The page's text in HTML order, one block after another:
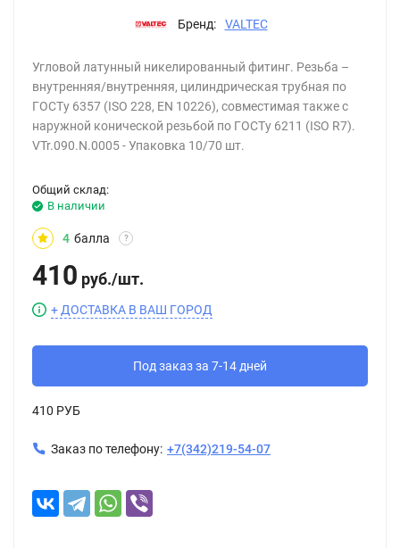
Бренд: VALTEC
Угловой латунный никелированный фитинг. Резьба –
внутренняя/внутренняя, цилиндрическая трубная по
ГОСТу 6357 (ISO 228, EN 10226), совместимая также с
наружной конической резьбой по ГОСТу 6211 (ISO R7).
VTr.090.N.0005 - Упаковка 10/70 шт.
Общий склад:
В наличии
4 балла ?
410 руб./шт.
+ ДОСТАВКА В ВАШ ГОРОД
Под заказ за 7-14 дней
410 РУБ
Заказ по телефону: +7(342)219-54-07